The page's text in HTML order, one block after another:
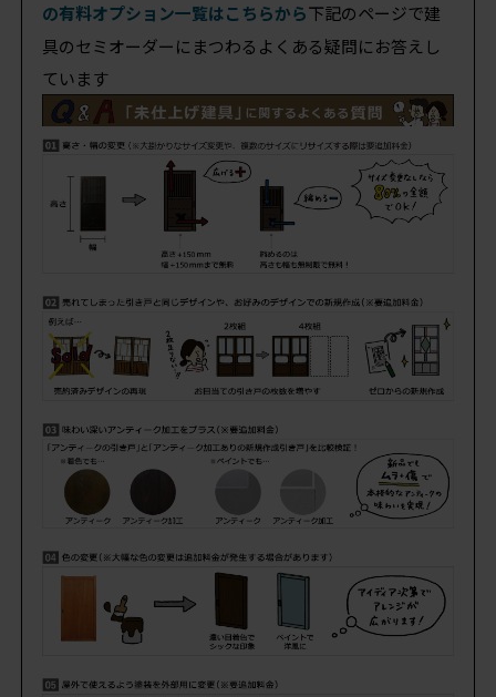
の有料オプション一覧はこちらから下記のページで建
具のセミオーダーにまつわるよくある疑問にお答えし
ています